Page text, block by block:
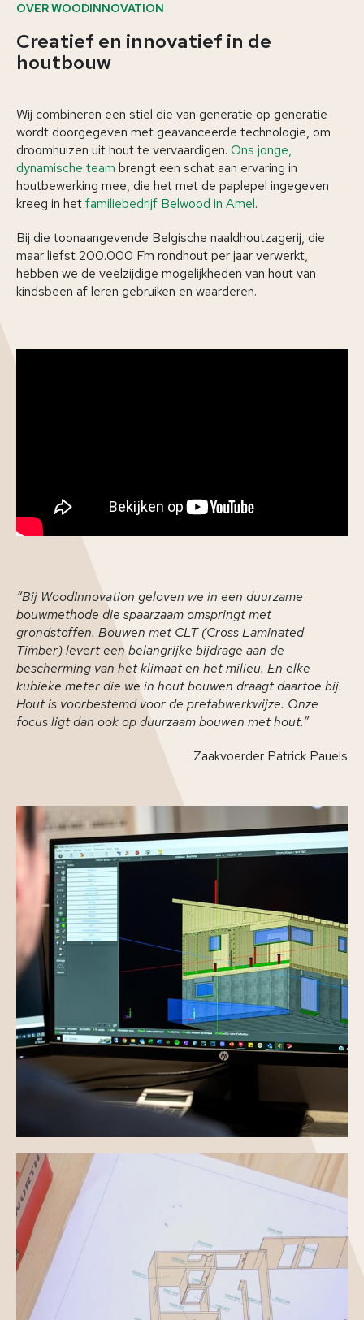
OVER WOODINNOVATION
Creatief en innovatief in de
houtbouw
Wij combineren een stiel die van generatie op generatie
wordt doorgegeven met geavanceerde technologie, om
droomhuizen uit hout te vervaardigen. Ons jonge,
dynamische team brengt een schat aan ervaring in
houtbewerking mee, die het met de paplepel ingegeven
kreeg in hetfamiliebedrijf Belwood in Amel.
Bij die toonaangevende Belgische naaldhoutzagerij, die
maar liefst 200.000 Fm rondhout per jaar verwerkt,
hebben we de veelzijdige mogelijkheden van hout van
kindsbeen af leren gebruiken en waarderen.
“Bij WoodInnovation geloven we in een duurzame
bouwmethode die spaarzaam omspringt met
grondstoffen. Bouwen met CLT (Cross Laminated
Timber) levert een belangrijke bijdrage aan de
bescherming van het klimaat en het milieu. En elke
kubieke meter die we in hout bouwen draagt daartoe bij.
Hout is voorbestemd voor de prefabwerkwijze. Onze
focus ligt dan ook op duurzaam bouwen met hout.”
Zaakvoerder Patrick Pauels